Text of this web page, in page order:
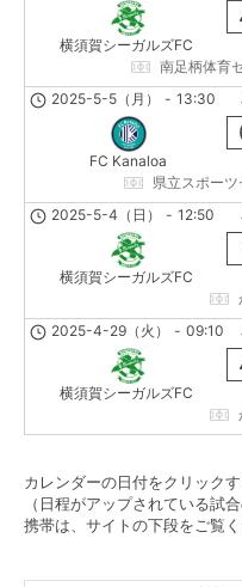
横須賀シーガルズFC
南足柄体育
2025-5-5（月） - 13:30
FC Kanaloa
県立スポーツ
2025-5-4（日） - 12:50
横須賀シーガルズFC
2025-4-29（火） - 09:10
横須賀シーガルズFC
カレンダーの日付をクリック
（日程がアップされている試
携帯は、サイトの下段をご覧く